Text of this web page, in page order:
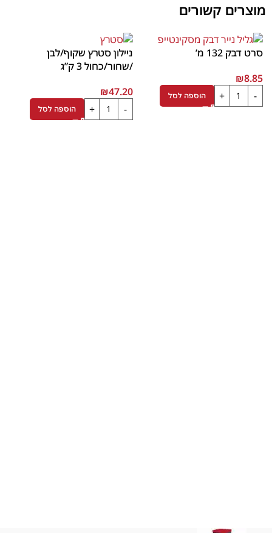
מוצרים קשורים
סרט דבק 132 מ’
₪8.85
הוספה לסל
ניילון סטרץ שקוף/לבן
/שחור/כחול 3 ק”ג
₪47.20
הוספה לסל